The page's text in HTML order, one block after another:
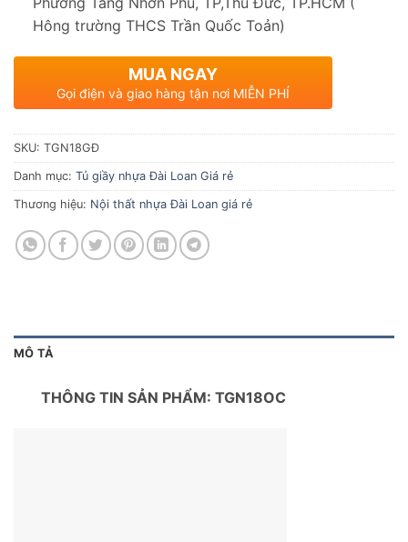
Hông trường THCS Trần Quốc Toản)
MUA NGAY
Gọi điện và giao hàng tận nơi MIỄN PHÍ
SKU: TGN18GĐ
Danh mục: Tủ giầy nhựa Đài Loan Giá rẻ
Thương hiệu: Nội thất nhựa Đài Loan giá rẻ
MÔ TẢ
THÔNG TIN SẢN PHẨM: TGN18OC